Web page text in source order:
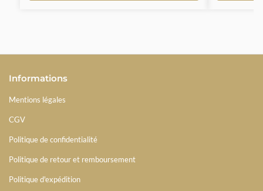
Informations
Mentions légales
CGV
Politique de confidentialité
Politique de retour et remboursement
Politique d'expédition